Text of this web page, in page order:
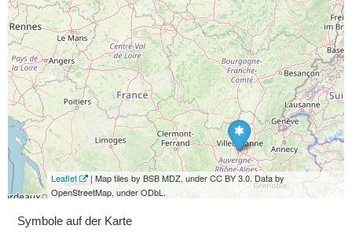
Leaflet
| Map tiles by BSB MDZ, under CC BY 3.0. Data by
OpenStreetMap, under ODbL.
Symbole auf der Karte